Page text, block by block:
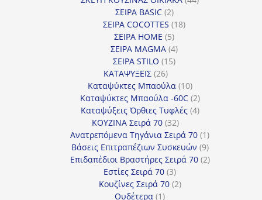
ΣΕΙΡΑ BASIC 22
προϊόντα
ΣΕΙΡΑ COCOTTES 1818
ΣΕΙΡΑ HOME 55
προϊόντα
ΣΕΙΡΑ MAGMA 44
προϊόντα
ΣΕΙΡΑ STILO 1515
ΚΑΤΑΨΥΞΕΙΣ 2626
προϊόντα
Καταψύκτες Μπαούλα 1010
προϊόντα
Καταψύκτες Μπαούλα -60C 22
προϊόντα
Καταψύξεις Όρθιες Τυφλές 44
ΚΟΥΖΙΝΑ Σειρά 70 3232
προϊόντα
Ανατρεπόμενα Τηγάνια Σειρά 70 11
προϊόν
Βάσεις Επιτραπέζιων Συσκευών 99
προϊόντα
Επιδαπέδιοι Βραστήρες Σειρά 70 22
Εστίες Σειρά 70 33
προϊόντα
Κουζίνες Σειρά 70 22
Ουδέτερα 11